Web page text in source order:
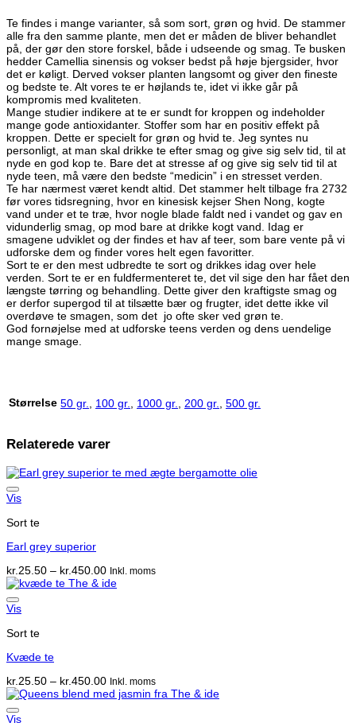
Te findes i mange varianter, så som sort, grøn og hvid. De stammer
alle fra den samme plante, men det er måden de bliver behandlet
på, der gør den store forskel, både i udseende og smag. Te busken
hedder Camellia sinensis og vokser bedst på høje bjergsider, hvor
det er køligt. Derved vokser planten langsomt og giver den fineste
og bedste te. Alt vores te er højlands te, idet vi ikke går på
kompromis med kvaliteten.
Mange studier indikere at te er sundt for kroppen og indeholder
mange gode antioxidanter. Stoffer som har en positiv effekt på
kroppen. Dette er specielt for grøn og hvid te. Jeg syntes nu
personligt, at man skal drikke te efter smag og give sig selv tid, til at
nyde en god kop te. Bare det at stresse af og give sig selv tid til at
nyde teen, må være den bedste “medicin” i en stresset verden.
Te har nærmest været kendt altid. Det stammer helt tilbage fra 2732
før vores tidsregning, hvor en kinesisk kejser Shen Nong, kogte
vand under et te træ, hvor nogle blade faldt ned i vandet og gav en
vidunderlig smag, op mod bare at drikke kogt vand. Idag er
smagene udviklet og der findes et hav af teer, som bare vente på vi
udforske dem og finder vores helt egen favoritter.
Sort te er den mest udbredte te sort og drikkes idag over hele
verden. Sort te er en fuldfermenteret te, det vil sige den har fået den
længste tørring og behandling. Dette giver den kraftigste smag og
er derfor supergod til at tilsætte bær og frugter, idet dette ikke vil
overdøve te smagen, som det jo ofte sker ved grøn te.
God fornøjelse med at udforske teens verden og dens uendelige
mange smage.
Størrelse 50 gr. 100 gr. 1000 gr. 200 gr. 500 gr.
Relaterede varer
Vis
Sort te
Earl grey superior
kr.25.50 – kr.450.00Prisinterval:
kr.25.50
Inkl. moms
Vis
Sort te
Kvæde te
kr.25.50 – kr.450.00Prisinterval:
kr.25.50
Inkl. moms
Vis